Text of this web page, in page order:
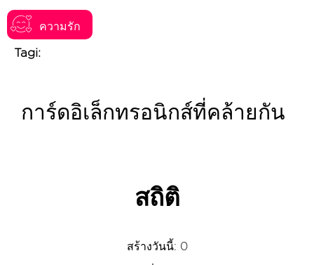
ความรัก
Tagi:
การ์ดอิเล็กทรอนิกส์ที่คล้ายกัน
สถิติ
สร้างวันนี้: 0